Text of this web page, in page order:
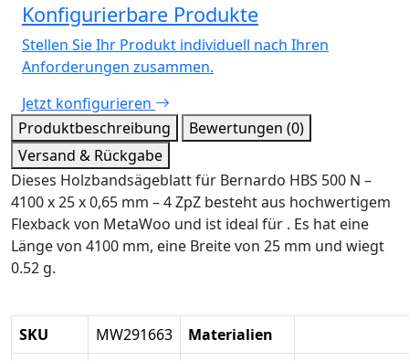
Konfigurierbare Produkte
Stellen Sie Ihr Produkt individuell nach Ihren
Anforderungen zusammen.
Jetzt konfigurieren
Produktbeschreibung
Bewertungen (0)
Versand & Rückgabe
Dieses Holzbandsägeblatt für Bernardo HBS 500 N –
4100 x 25 x 0,65 mm – 4 ZpZ besteht aus hochwertigem
Flexback von MetaWoo und ist ideal für . Es hat eine
Länge von 4100 mm, eine Breite von 25 mm und wiegt
0.52 g.
SKU MW291663
Materialien